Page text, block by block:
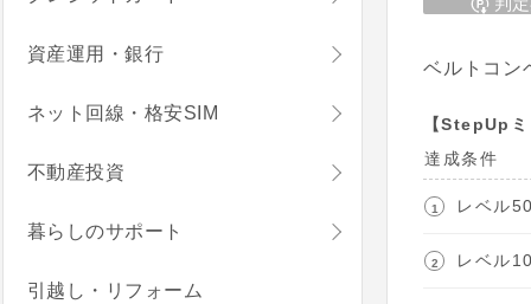
ベルトコン
【StepUp
達成条件
レベル
レベル
資産運用・銀行
ネット回線・格安SIM
不動産投資
暮らしのサポート
引越し・リフォーム